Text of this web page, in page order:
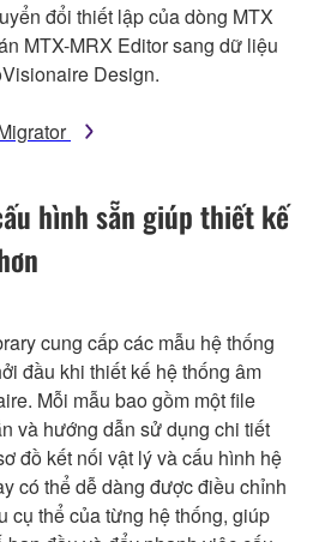
đổi thiết lập của dòng MTX
MTX-MRX Editor sang dữ liệu
Design.
hình sẵn giúp thiết kế
cung cấp các mẫu hệ thống
đầu khi thiết kế hệ thống âm
Mỗi mẫu bao gồm một file
và hướng dẫn sử dụng chi tiết
đồ kết nối vật lý và cấu hình hệ
có thể dễ dàng được điều chỉnh
cụ thể của từng hệ thống, giúp